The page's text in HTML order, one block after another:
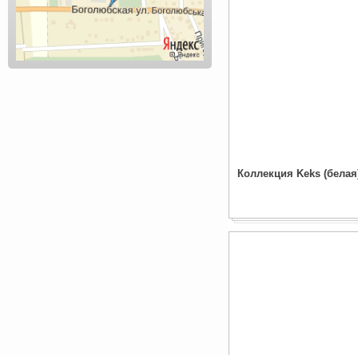
Коллекция Keks